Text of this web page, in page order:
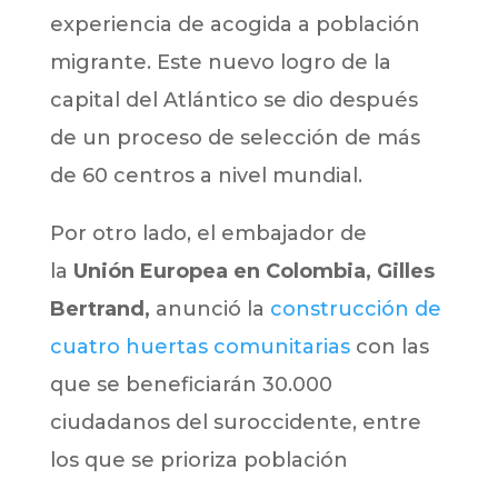
experiencia de acogida a población
migrante. Este nuevo logro de la
capital del Atlántico se dio después
de un proceso de selección de más
de 60 centros a nivel mundial.
Por otro lado, el embajador de
la Unión Europea en Colombia, Gilles
Bertrand, anunció la construcción de
cuatro huertas comunitariascon las
que se beneficiarán 30.000
ciudadanos del suroccidente, entre
los que se prioriza población